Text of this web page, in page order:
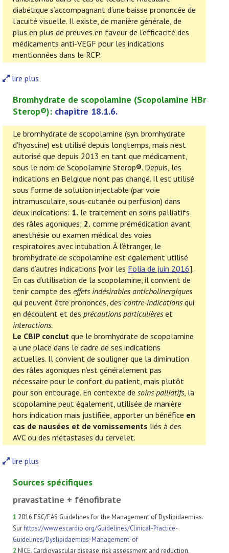
diabétique s’accompagnant d’une baisse prononcée de
l’acuité visuelle. Il existe, de manière générale, de
plus en plus de preuves en faveur de l’efficacité des
médicaments anti-VEGF pour les indications
mentionnées dans le RCP.
lire plus
Bromhydrate de scopolamine (Scopolamine HBr
Sterop®): chapitre 18.1.6.
Le bromhydrate de scopolamine (syn. bromhydrate
d'hyoscine) est utilisé depuis longtemps, mais n’est
autorisé que depuis 2013 en tant que médicament,
sous le nom de Scopolamine Sterop®. Depuis, les
indications en Belgique n’ont pas changé. Il est utilisé
sous forme de solution injectable (par voie
intramusculaire, sous-cutanée ou perfusion) dans
deux indications: 1. le traitement en soins palliatifs
des râles agoniques; 2. comme prémédication avant
anesthésie ou examen médical des voies
respiratoires avec intubation. À l’étranger, le
bromhydrate de scopolamine est également utilisé
dans d’autres indications [voir les Folia de juin 2016].
En cas d’utilisation de la scopolamine, il convient de
tenir compte des effets indésirables anticholinergiques
qui peuvent être prononcés, des contre-indications qui
en découlent et des précautions particulières et
interactions.
Le CBIP conclut que le bromhydrate de scopolamine
a une place dans le cadre de ses indications
actuelles. Il convient de souligner que la diminution
des râles agoniques n’est généralement pas
nécessaire pour le confort du patient, mais plutôt
pour son entourage. En contexte de soins palliatifs, la
scopolamine peut également, utilisée de manière
hors indication mais justifiée, apporter un bénéfice en
cas de nausées et de vomissements liés à des
AVC ou des métastases du cervelet.
lire plus
Sources spécifiques
pravastatine + fénofibrate
1 2016 ESC/EAS Guidelines for the Management of Dyslipidaemias.
Surhttps://www.escardio.org/Guidelines/Clinical-Practice-
Guidelines/Dyslipidaemias-Management-of
2 NICE. Cardiovascular disease: risk assessment and reduction,